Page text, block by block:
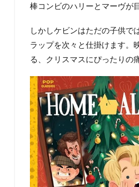
棒コンビのハリーとマーヴが
しかしケビンはただの子供で
ラップを次々と仕掛けます。
る、クリスマスにぴったりの